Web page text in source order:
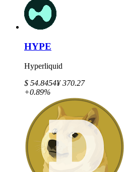
HYPE
Hyperliquid
$ 54.8454¥ 370.27
+0.89%